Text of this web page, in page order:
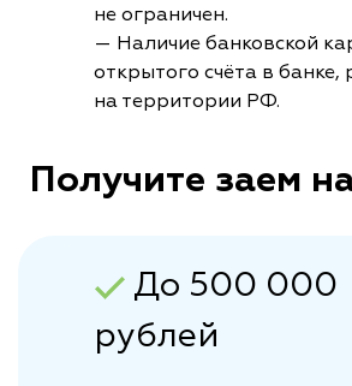
не ограничен.
— Наличие банковской
открытого счёта в
на территории РФ.
Получите заем
До 500 000
рублей